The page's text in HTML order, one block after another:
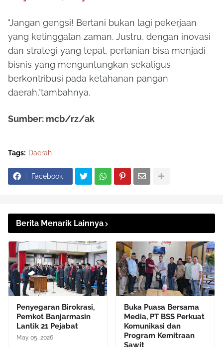
"Jangan gengsi! Bertani bukan lagi pekerjaan
yang ketinggalan zaman. Justru, dengan inovasi
dan strategi yang tepat, pertanian bisa menjadi
bisnis yang menguntungkan sekaligus
berkontribusi pada ketahanan pangan
daerah,"tambahnya.
Sumber: mcb/rz/ak
Tags: Daerah
Facebook
Berita Menarik Lainnya
Penyegaran Birokrasi,
Pemkot Banjarmasin
Lantik 21 Pejabat
May 05, 2026
Buka Puasa Bersama
Media, PT BSS Perkuat
Komunikasi dan
Program Kemitraan
Sawit